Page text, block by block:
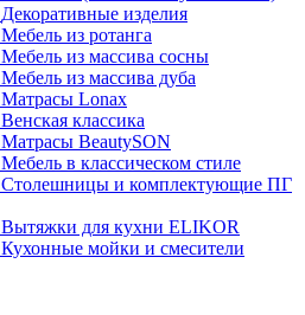
Декоративные изделия
Мебель из ротанга
Мебель из массива сосны
Мебель из массива дуба
Матрасы Lonax
Венская классика
Матрасы BeautySON
Мебель в классическом стиле
Столешницы и комплектующие ПГ
Вытяжки для кухни ELIKOR
Кухонные мойки и смесители